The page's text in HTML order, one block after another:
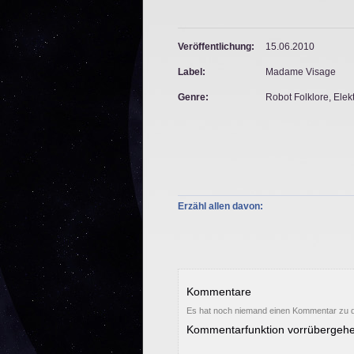
Veröffentlichung: 15.06.2010
Label: Madame Visage
Genre: Robot Folklore,
Erzähl allen davon:
Kommentare
Es hat noch niemand einen Kommentar zu
Kommentarfunktion